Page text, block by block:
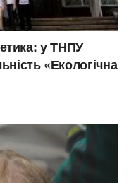
у ТНПУ
«Екологічна